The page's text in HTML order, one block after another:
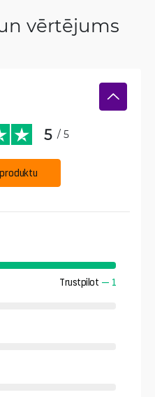
vērtējums
5 / 5
Trustpilot — 1